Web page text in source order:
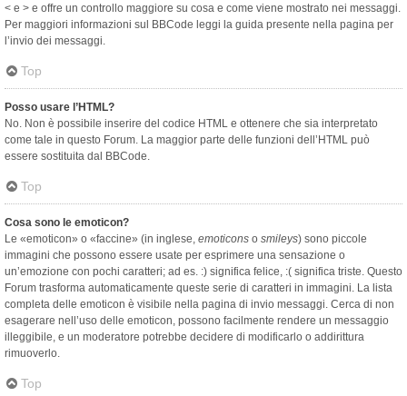
< e > e offre un controllo maggiore su cosa e come viene mostrato nei messaggi.
Per maggiori informazioni sul BBCode leggi la guida presente nella pagina per
l’invio dei messaggi.
Top
Posso usare l’HTML?
No. Non è possibile inserire del codice HTML e ottenere che sia interpretato
come tale in questo Forum. La maggior parte delle funzioni dell’HTML può
essere sostituita dal BBCode.
Top
Cosa sono le emoticon?
Le «emoticon» o «faccine» (in inglese, emoticons o smileys) sono piccole
immagini che possono essere usate per esprimere una sensazione o
un’emozione con pochi caratteri; ad es. :) significa felice, :( significa triste. Questo
Forum trasforma automaticamente queste serie di caratteri in immagini. La lista
completa delle emoticon è visibile nella pagina di invio messaggi. Cerca di non
esagerare nell’uso delle emoticon, possono facilmente rendere un messaggio
illeggibile, e un moderatore potrebbe decidere di modificarlo o addirittura
rimuoverlo.
Top